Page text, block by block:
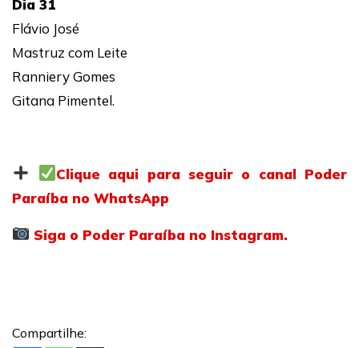
Dia 31
Flávio José
Mastruz com Leite
Ranniery Gomes
Gitana Pimentel.
Clique aqui para seguir o canal Poder
Paraíba no WhatsApp
Siga o Poder Paraíba no Instagram.
Compartilhe: